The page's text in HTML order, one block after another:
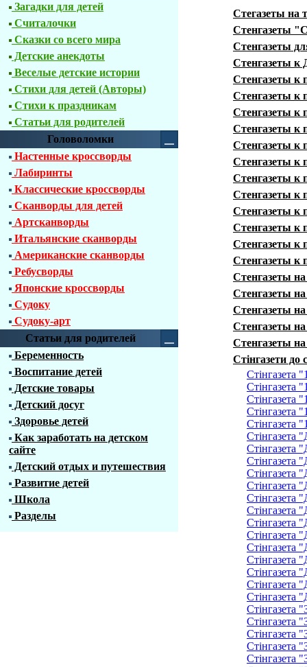
Загадки для детей
Считалочки
Сказки со всего мира
Детские анекдоты
Веселые детские истории
Стихи для детей (Авторы)
Стихи к праздникам
Статьи для родителей
Головоломки
Настенные кроссворды
Лабиринты
Классические кроссворды
Сканворды для детей
Артсканворды
Итальянские сканворды
Американские сканворды
Ребусворды
Японские кроссворды
Судоку
Судоку-арт
Статьи для родителей
Беременность
Воспитание детей
Детские товары
Детский досуг
Здоровье детей
Как заработать на детском
сайте
Детский отдых и путешествия
Развитие детей
Школа
Разделы
Стегазеты на
Стенгазеты
Стенгазеты
Стенгазеты к
Стенгазеты к
Стенгазеты к
Стенгазеты к
Стенгазеты к
Стенгазеты к
Стенгазеты к
Стенгазеты к
Стенгазеты к
Стенгазеты к
Стенгазеты к
Стенгазеты к
Стенгазеты к
Стенгазеты
Стенгазеты
Стенгазеты
Стенгазеты
Стенгазеты
Стінгазети
Стінгазета
Стінгазета
Стінгазета
Стінгазета
Стінгазета
Стінгазета
Стінгазета
Стінгазета
Стінгазета
Стінгазета
Стінгазета
Стінгазета
Стінгазета
Стінгазета
Стінгазета
Стінгазета
Стінгазета
Стінгазета
Стінгазета
Стінгазета
Стінгазета
Стінгазета
Стінгазета
Стінгазета